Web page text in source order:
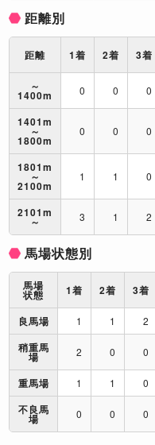
距離別
距離 1着 2着 3着
～
1400m 0 0 0
1401m
～
1800m
0 0 0
1801m
～
2100m
1 1 0
2101m
～ 3 1 2
馬場状態別
馬場
状態 1着 2着 3着
良馬場
1 1 2
稍重馬
場 2 0 0
重馬場 1 1 0
不良馬
場 0 0 0